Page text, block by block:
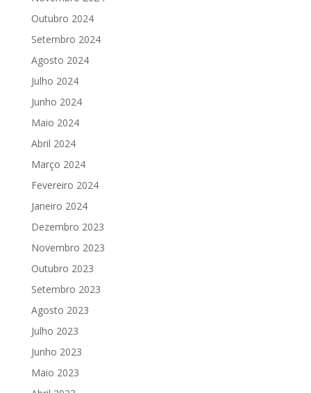
Outubro 2024
Setembro 2024
Agosto 2024
Julho 2024
Junho 2024
Maio 2024
Abril 2024
Março 2024
Fevereiro 2024
Janeiro 2024
Dezembro 2023
Novembro 2023
Outubro 2023
Setembro 2023
Agosto 2023
Julho 2023
Junho 2023
Maio 2023